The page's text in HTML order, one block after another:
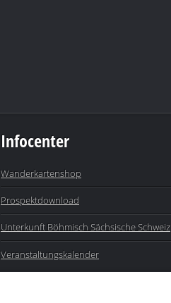
Infocenter
Wanderkartenshop
Prospektdownload
Unterkunft Böhmisch Sächsische Schweiz
Veranstaltungskalender